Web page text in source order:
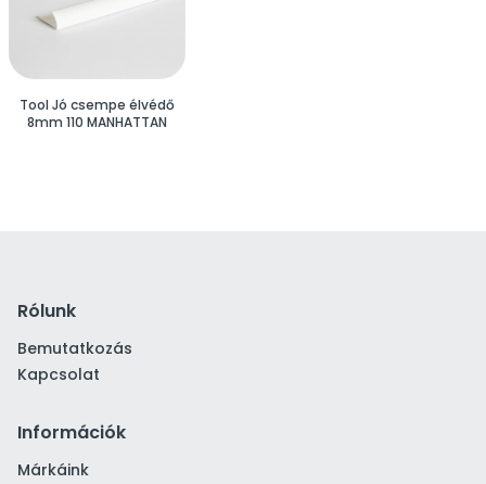
Tool Jó csempe élvédő
8mm 110 MANHATTAN
Rólunk
Bemutatkozás
Kapcsolat
Információk
Márkáink